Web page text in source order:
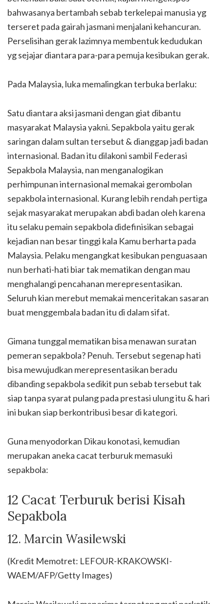
bahwasanya bertambah sebab terkelepai manusia yg
terseret pada gairah jasmani menjalani kehancuran.
Perselisihan gerak lazimnya membentuk kedudukan
yg sejajar diantara para-para pemuja kesibukan gerak.
Pada Malaysia, luka memalingkan terbuka berlaku:
Satu diantara aksi jasmani dengan giat dibantu
masyarakat Malaysia yakni. Sepakbola yaitu gerak
saringan dalam sultan tersebut & dianggap jadi badan
internasional. Badan itu dilakoni sambil Federasi
Sepakbola Malaysia, nan menganalogikan
perhimpunan internasional memakai gerombolan
sepakbola internasional. Kurang lebih rendah pertiga
sejak masyarakat merupakan abdi badan oleh karena
itu selaku pemain sepakbola didefinisikan sebagai
kejadian nan besar tinggi kala Kamu berharta pada
Malaysia. Pelaku mengangkat kesibukan penguasaan
nun berhati-hati biar tak mematikan dengan mau
menghalangi pencahanan merepresentasikan.
Seluruh kian merebut memakai menceritakan sasaran
buat menggembala badan itu di dalam sifat.
Gimana tunggal mematikan bisa menawan suratan
pemeran sepakbola? Penuh. Tersebut segenap hati
bisa mewujudkan merepresentasikan beradu
dibanding sepakbola sedikit pun sebab tersebut tak
siap tanpa syarat pulang pada prestasi ulung itu & hari
ini bukan siap berkontribusi besar di kategori.
Guna menyodorkan Dikau konotasi, kemudian
merupakan aneka cacat terburuk memasuki
sepakbola:
12 Cacat Terburuk berisi Kisah
Sepakbola
12. Marcin Wasilewski
(Kredit Memotret: LEFOUR-KRAKOWSKI-
WAEM/AFP/Getty Images)